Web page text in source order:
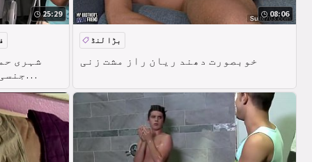
25:29 08:06
خوبصورت دھند ریان راز مشت زنی
بڑا لنڈ